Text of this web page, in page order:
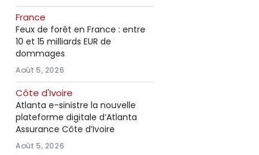
France
Feux de forêt en France : entre
10 et 15 milliards EUR de
dommages
Août 5, 2026
Côte d'Ivoire
Atlanta e-sinistre la nouvelle
plateforme digitale d’Atlanta
Assurance Côte d’Ivoire
Août 5, 2026